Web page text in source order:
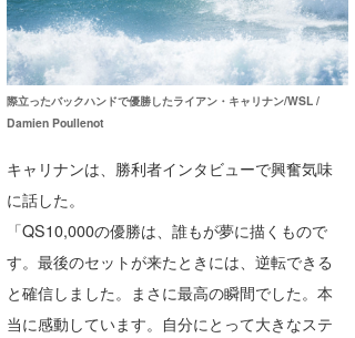
際立ったバックハンドで優勝したライアン・キャリナン/WSL /
Damien Poullenot
キャリナンは、勝利者インタビューで興奮気味
に話した。
「QS10,000の優勝は、誰もが夢に描くもので
す。最後のセットが来たときには、逆転できる
と確信しました。まさに最高の瞬間でした。本
当に感動しています。自分にとって大きなステ
waka☆=
YUKI☆
たっちー
ハンマー
まっきー
三輪予報士
小川予報士